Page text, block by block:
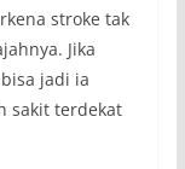
stroke tak
Jika
jadi ia
sakit terdekat